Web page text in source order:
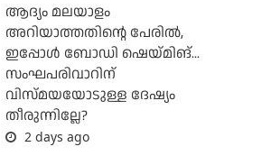
ആദ്യം മലയാളം
അറിയാത്തതിന്റെ പേരില്‍,
ഇപ്പോള്‍ ബോഡി ഷെയ്മിങ്...
സംഘപരിവാറിന്
വിസ്മയയോടുള്ള ദേഷ്യം
തീരുന്നില്ലേ?
2 days ago